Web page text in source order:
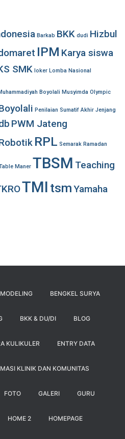
Barkab BKK dudi Hizbul
IPM Karya siswa
SMK loker Lomba Nasional
Boyolali Musyimda Olympic
Penilaian Sumatif Akhir Jenjang
PWM Jateng
RPL Semarak Ramadan
Maner TBSM Teaching
TMI tsmYamaha
BENGKEL SURYA
BKK & DU/DI BLOG
KULIKULER ENTRY DATA
KLINIK DAN KOMUNITAS
FOTO GALERI GURU
HOME 2 HOMEPAGE